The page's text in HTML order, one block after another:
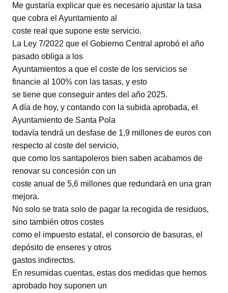
Me gustaría explicar que es necesario ajustar la tasa
que cobra el Ayuntamiento al
coste real que supone este servicio.
La Ley 7/2022 que el Gobierno Central aprobó el año
pasado obliga a los
Ayuntamientos a que el coste de los servicios se
financie al 100% con las tasas, y esto
se tiene que conseguir antes del año 2025.
A día de hoy, y contando con la subida aprobada, el
Ayuntamiento de Santa Pola
todavía tendrá un desfase de 1,9 millones de euros con
respecto al coste del servicio,
que como los santapoleros bien saben acabamos de
renovar su concesión con un
coste anual de 5,6 millones que redundará en una gran
mejora.
No solo se trata solo de pagar la recogida de residuos,
sino también otros costes
como el impuesto estatal, el consorcio de basuras, el
depósito de enseres y otros
gastos indirectos.
En resumidas cuentas, estas dos medidas que hemos
aprobado hoy suponen un